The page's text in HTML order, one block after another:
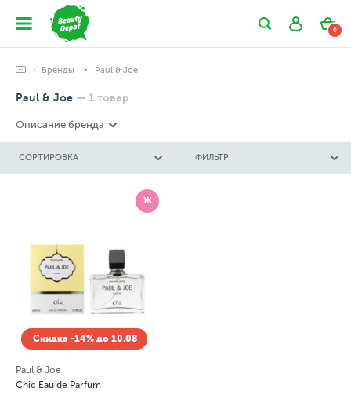
0
Бренды Paul & Joe
Paul & Joe — 1 товар
Описание бренда
СОРТИРОВКА ФИЛЬТР
Ж
Скидка -14% до 10.08
Paul & Joe
Chic Eau de Parfum